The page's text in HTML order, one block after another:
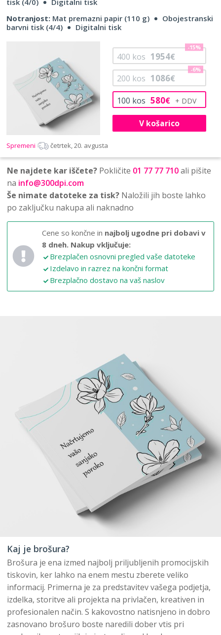
tisk (4/0)
Digitalni tisk
Notranjost: Mat premazni papir (110 g)
Obojestranski
barvni tisk (4/4)
Digitalni tisk
100 kos 580€
200 kos 1086€
-6%
400 kos 1954€
-15%
V košarico
Spremeni četrtek, 20. avgusta
Ne najdete kar iščete? Pokličite 01 77 77 710ali pišite
na info@300dpi.com
Še nimate datoteke za tisk? Naložili jih boste lahko
po zaključku nakupa ali naknadno
Cene so končne in najbolj ugodne pri dobavi v
8 dneh. Nakup vključuje:
Brezplačen osnovni pregled vaše datoteke
Izdelavo in razrez na končni format
Brezplačno dostavo na vaš naslov
Kaj je brošura?
Brošura je ena izmed najbolj priljubljenih promocijskih
tiskovin, ker lahko na enem mestu zberete veliko
informacij. Primerna je za predstavitev vašega podjetja,
izdelka, storitve ali projekta na privlačen, kreativen in
profesionalen način. S kakovostno natisnjeno in dobro
zasnovano brošuro boste naredili dober vtis pri